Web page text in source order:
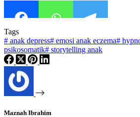
Tags
# anak depress# emosi anak eczema#
psikosomatik# storytelling anak
Maznah Ibrahim